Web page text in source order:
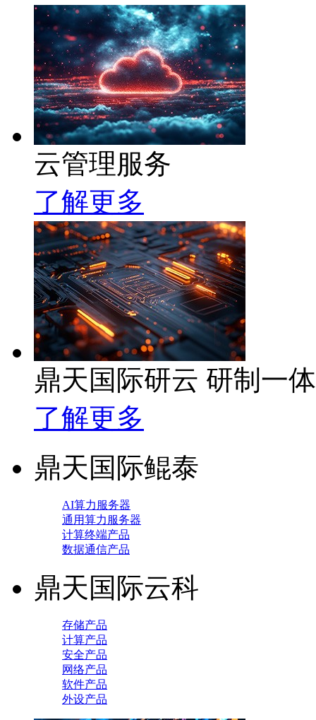
云管理服务
了解更多
鼎天国际研云 研制一
了解更多
鼎天国际鲲泰
AI算力服务器
通用算力服务器
计算终端产品
数据通信产品
鼎天国际云科
存储产品
计算产品
安全产品
网络产品
软件产品
外设产品